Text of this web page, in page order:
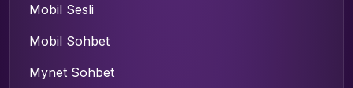
Mobil Sesli
Mobil Sohbet
Mynet Sohbet